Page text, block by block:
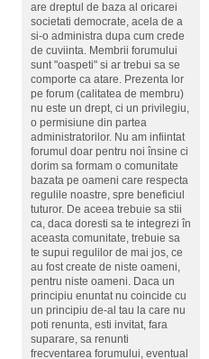
are dreptul de baza al oricarei
societati democrate, acela de a
si-o administra dupa cum crede
de cuviinta. Membrii forumului
sunt "oaspeti" si ar trebui sa se
comporte ca atare. Prezenta lor
pe forum (calitatea de membru)
nu este un drept, ci un privilegiu,
o permisiune din partea
administratorilor. Nu am infiintat
forumul doar pentru noi însine ci
dorim sa formam o comunitate
bazata pe oameni care respecta
regulile noastre, spre beneficiul
tuturor. De aceea trebuie sa stii
ca, daca doresti sa te integrezi în
aceasta comunitate, trebuie sa
te supui regulilor de mai jos, ce
au fost create de niste oameni,
pentru niste oameni. Daca un
principiu enuntat nu coincide cu
un principiu de-al tau la care nu
poti renunta, esti invitat, fara
suparare, sa renunti
frecventarea forumului, eventual